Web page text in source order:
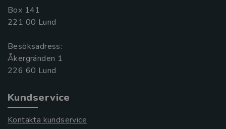
Box 141
221 00 Lund
Besöksadress:
Åkergränden 1
Kundservice
Kontakta kundservice